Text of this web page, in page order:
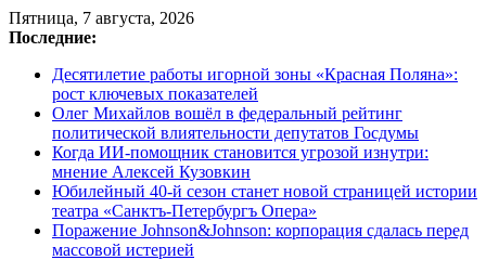
Перейти
к
Пятница, 7 августа, 2026
Последние:
Десятилетие работы игорной зоны «Красная Поляна»:
рост ключевых показателей
Олег Михайлов вошёл в федеральный рейтинг
политической влиятельности депутатов Госдумы
Когда ИИ-помощник становится угрозой изнутри:
мнение Алексей Кузовкин
Юбилейный 40-й сезон станет новой страницей истории
театра «Санктъ-Петербургъ Опера»
Поражение Johnson&Johnson: корпорация сдалась перед
массовой истерией